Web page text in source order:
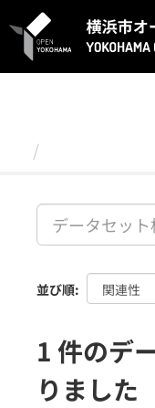
キ
並び順
1 件のデ
りました